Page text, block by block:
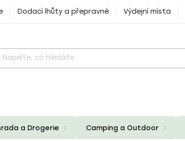
Dodací lhůty a přepravné Výdejní místa
a Drogerie Camping a Outdoor